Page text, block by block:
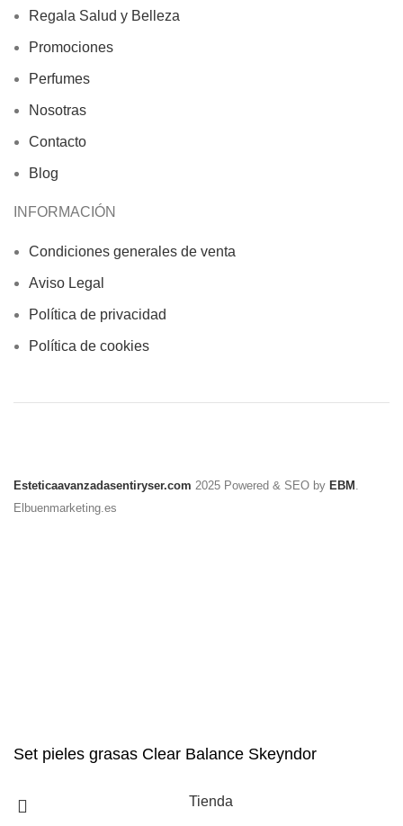
Regala Salud y Belleza
Promociones
Perfumes
Nosotras
Contacto
Blog
INFORMACIÓN
Condiciones generales de venta
Aviso Legal
Política de privacidad
Política de cookies
Esteticaavanzadasentiryser.com 2025 Powered & SEO by EBM
Elbuenmarketing.es
Set pieles grasas Clear Balance Skeyndor
Tienda